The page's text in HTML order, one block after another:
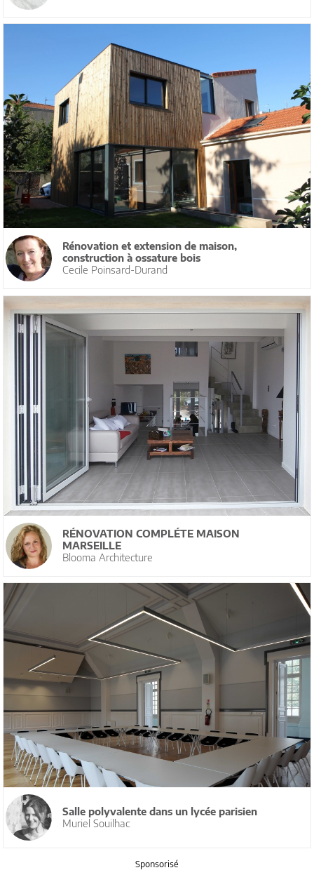
Rénovation et extension de maison,
construction à ossature bois
Cecile Poinsard-Durand
RÉNOVATION COMPLÉTE MAISON
MARSEILLE
Blooma Architecture
Salle polyvalente dans un lycée parisien
Muriel Souilhac
Sponsorisé